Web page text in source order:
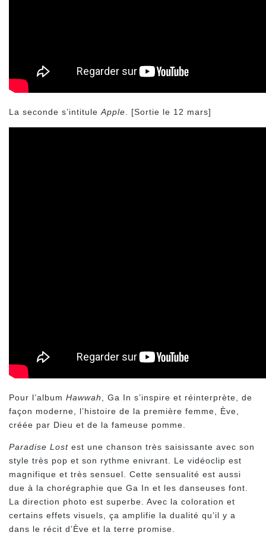
La seconde s’intitule Apple . [Sortie le 12 mars]
Pour l’album Hawwah
, Ga In s’inspire et réinterprète, de
façon moderne, l’histoire de la première femme, Ève,
créée par Dieu et de la fameuse pomme.
Paradise Lost est une chanson très saisissante avec son
style très pop et son rythme enivrant. Le vidéoclip est
magnifique et très sensuel. Cette sensualité est aussi
due à la chorégraphie que Ga In et les danseuses font.
La direction photo est superbe. Avec la coloration et
certains effets visuels, ça amplifie la dualité qu’il y a
dans le récit d’Ève et la terre promise.